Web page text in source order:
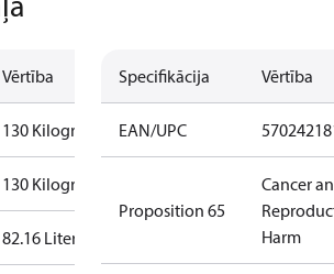
Vērtība
130 Kilogram
130 Kilogram
82.16 Liter
Specifikācija Vērtība
EAN/UPC
Proposition 65
Cancer
Harm